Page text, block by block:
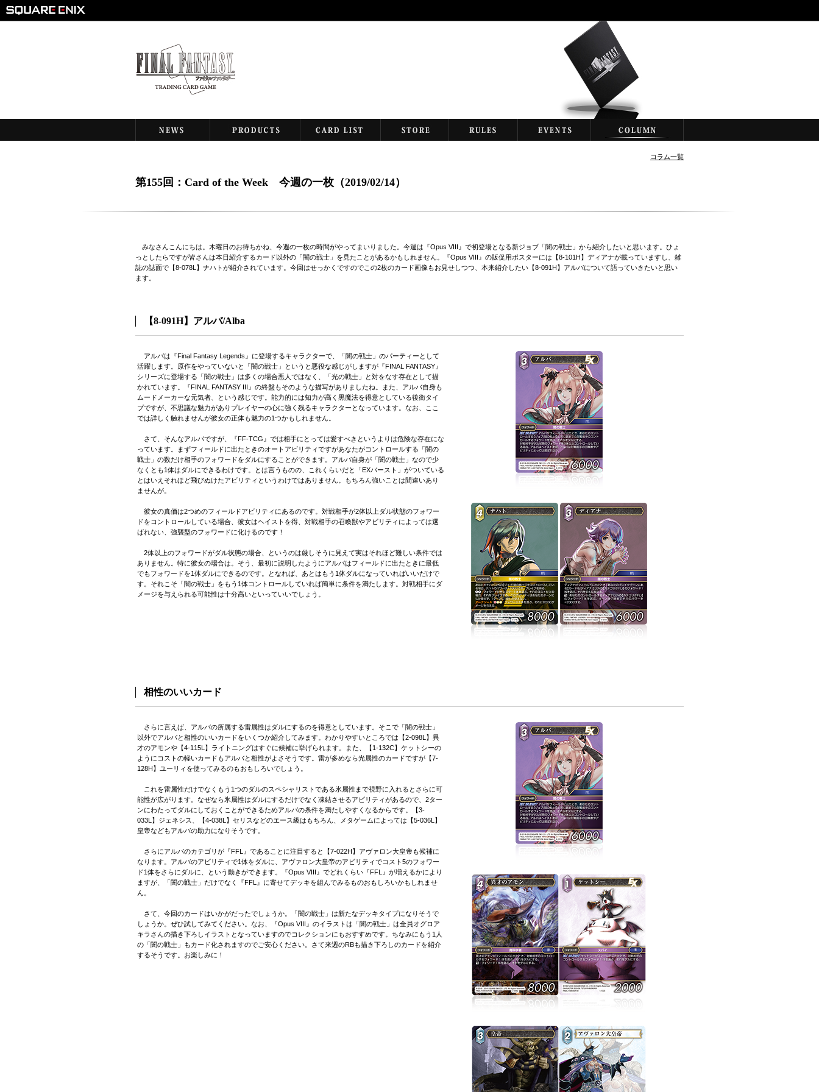
コラム一覧
第155回：Card of the Week 今週の一枚（2019/02/14）
みなさんこんにちは。木曜日のお待ちかね、今週の一枚の時間がやってまいりました。今週は『Opus VIII』で初登場となる新ジョブ「闇の戦士」から紹介したいと思います。ひょ
っとしたらですが皆さんは本日紹介するカード以外の「闇の戦士」を見たことがあるかもしれません。『Opus VIII』の販促用ポスターには【8-101H】ディアナが載っていますし、雑
誌の誌面で【8-078L】ナハトが紹介されています。今回はせっかくですのでこの2枚のカード画像もお見せしつつ、本来紹介したい【8-091H】アルバについて語っていきたいと思い
ます。
【8-091H】アルバ/Alba
アルバは『Final Fantasy Legends』に登場するキャラクターで、「闇の戦士」のパーティーとして
活躍します。原作をやっていないと「闇の戦士」というと悪役な感じがしますが『FINAL FANTASY』
シリーズに登場する「闇の戦士」は多くの場合悪人ではなく、「光の戦士」と対をなす存在として描
かれています。『FINAL FANTASY III』の終盤もそのような描写がありましたね。また、アルバ自身も
ムードメーカーな元気者、という感じです。能力的には知力が高く黒魔法を得意としている後衛タイ
プですが、不思議な魅力がありプレイヤーの心に強く残るキャラクターとなっています。なお、ここ
では詳しく触れませんが彼女の正体も魅力の1つかもしれません。
さて、そんなアルバですが、『FF-TCG』では相手にとっては愛すべきというよりは危険な存在にな
っています。まずフィールドに出たときのオートアビリティですがあなたがコントロールする「闇の
戦士」の数だけ相手のフォワードをダルにすることができます。アルバ自身が「闇の戦士」なので少
なくとも1体はダルにできるわけです。とは言うものの、これくらいだと「EXバースト」がついている
とはいえそれほど飛びぬけたアビリティというわけではありません。もちろん強いことは間違いあり
ませんが。
彼女の真価は2つめのフィールドアビリティにあるのです。対戦相手が2体以上ダル状態のフォワー
ドをコントロールしている場合、彼女はヘイストを得、対戦相手の召喚獣やアビリティによっては選
ばれない、強襲型のフォワードに化けるのです！
2体以上のフォワードがダル状態の場合、というのは厳しそうに見えて実はそれほど難しい条件では
ありません。特に彼女の場合は。そう、最初に説明したようにアルバはフィールドに出たときに最低
でもフォワードを1体ダルにできるのです。となれば、あとはもう1体ダルになっていればいいだけで
す。それこそ「闇の戦士」をもう1体コントロールしていれば簡単に条件を満たします。対戦相手にダ
メージを与えられる可能性は十分高いといっていいでしょう。
相性のいいカード
さらに言えば、アルバの所属する雷属性はダルにするのを得意としています。そこで「闇の戦士」
以外でアルバと相性のいいカードをいくつか紹介してみます。わかりやすいところでは【2-098L】異
才のアモンや【4-115L】ライトニングはすぐに候補に挙げられます。また、【1-132C】ケットシーの
ようにコストの軽いカードもアルバと相性がよさそうです。雷が多めなら光属性のカードですが【7-
128H】ユーリィを使ってみるのもおもしろいでしょう。
これを雷属性だけでなくもう1つのダルのスペシャリストである氷属性まで視野に入れるとさらに可
能性が広がります。なぜなら氷属性はダルにするだけでなく凍結させるアビリティがあるので、2ター
ンにわたってダルにしておくことができるためアルバの条件を満たしやすくなるからです。【3-
033L】ジェネシス、【4-038L】セリスなどのエース級はもちろん、メタゲームによっては【5-036L】
皇帝などもアルバの助力になりそうです。
さらにアルバのカテゴリが『FFL』であることに注目すると【7-022H】アヴァロン大皇帝も候補に
なります。アルバのアビリティで1体をダルに、アヴァロン大皇帝のアビリティでコスト5のフォワー
ド1体をさらにダルに、という動きができます。『Opus VIII』でどれくらい『FFL』が増えるかにより
ますが、「闇の戦士」だけでなく『FFL』に寄せてデッキを組んでみるものおもしろいかもしれませ
ん。
さて、今回のカードはいかがだったでしょうか。「闇の戦士」は新たなデッキタイプになりそうで
しょうか。ぜひ試してみてください。なお、『Opus VIII』のイラストは「闇の戦士」は全員オグロア
キラさんの描き下ろしイラストとなっていますのでコレクションにもおすすめです。ちなみにもう1人
の「闇の戦士」もカード化されますのでご安心ください。さて来週のRBも描き下ろしのカードを紹介
するそうです。お楽しみに！